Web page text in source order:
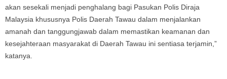
akan sesekali menjadi penghalang bagi Pasukan Polis Diraja
Malaysia khususnya Polis Daerah Tawau dalam menjalankan
amanah dan tanggungjawab dalam memastikan keamanan dan
kesejahteraan masyarakat di Daerah Tawau ini sentiasa terjamin,”
katanya.